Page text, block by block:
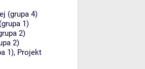
(grupa 4)
1)
2)
2)
1), Projekt